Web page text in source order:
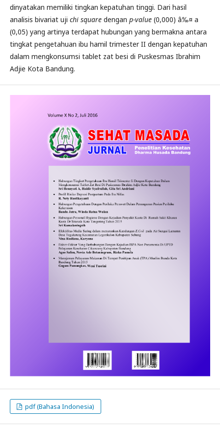
dinyatakan memiliki tingkan kepatuhan tinggi. Dari hasil
analisis bivariat uji chi square dengan p-value (0,000) â‰¤ a
(0,05) yang artinya terdapat hubungan yang bermakna antara
tingkat pengetahuan ibu hamil trimester II dengan kepatuhan
dalam mengkonsumsi tablet zat besi di Puskesmas Ibrahim
Adjie Kota Bandung.
pdf (Bahasa Indonesia)